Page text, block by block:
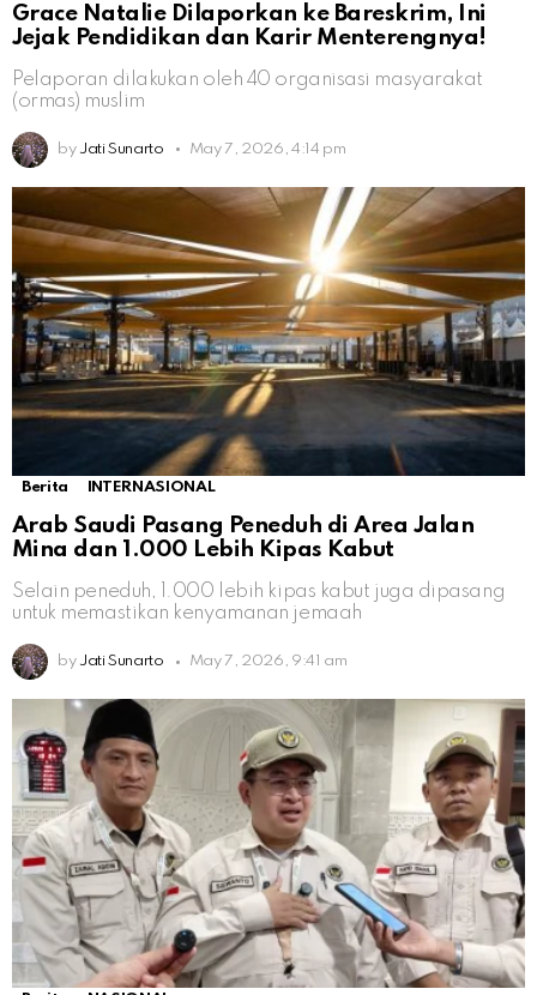
Grace Natalie Dilaporkan ke Bareskrim, Ini
Jejak Pendidikan dan Karir Menterengnya!
Pelaporan dilakukan oleh 40 organisasi masyarakat
(ormas) muslim
by Jati Sunarto May 7, 2026, 4:14 pm
Berita INTERNASIONAL
Arab Saudi Pasang Peneduh di Area Jalan
Mina dan 1.000 Lebih Kipas Kabut
Selain peneduh, 1.000 lebih kipas kabut juga dipasang
untuk memastikan kenyamanan jemaah
by Jati Sunarto May 7, 2026, 9:41 am